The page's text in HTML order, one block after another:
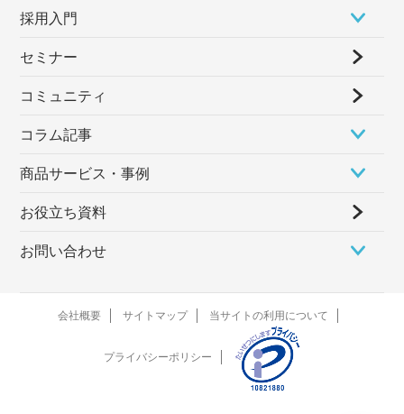
採⽤⼊⾨
セミナー
コミュニティ
コラム記事
商品サービス・事例
お役立ち資料
お問い合わせ
会社概要 サイトマップ 当サイトの利用について
プライバシーポリシー